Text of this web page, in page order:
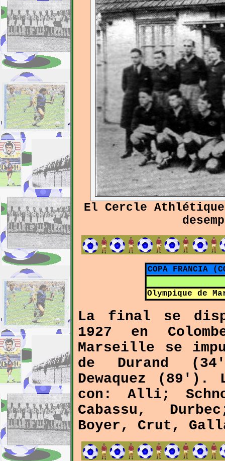
El Cercle
COPA FRANCIA
Olympique de
La final se
1927 en
Marseille se
de Durand
Dewaquez (89').
con: Alli;
Cabassu,
Boyer, Crut,